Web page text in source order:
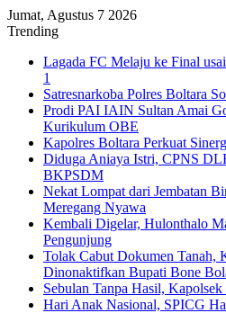
Jumat, Agustus 7 2026
Trending
Lagada FC Melaju ke Final
1
Satresnarkoba Polres Boltara
Prodi PAI IAIN Sultan Amai
Kurikulum OBE
Kapolres Boltara Perkuat
Diduga Aniaya Istri, CPNS
BKPSDM
Nekat Lompat dari Jembatan
Meregang Nyawa
Kembali Digelar, Hulonthalo
Pengunjung
Tolak Cabut Dokumen Tanah,
Dinonaktifkan Bupati Bone
Sebulan Tanpa Hasil,
Hari Anak Nasional, SPICG